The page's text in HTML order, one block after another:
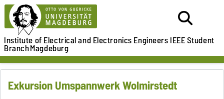
Institute of Electrical and Electronics EngineersIEEE Student
BranchMagdeburg
Exkursion Umspannwerk Wolmirstedt